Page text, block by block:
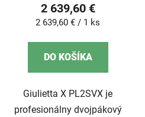
2 639,60 €
Jednotková
2 639,60 € / 1 ks
DO KOŠÍKA
Giulietta X PL2SVX je
profesionálny dvojpákový